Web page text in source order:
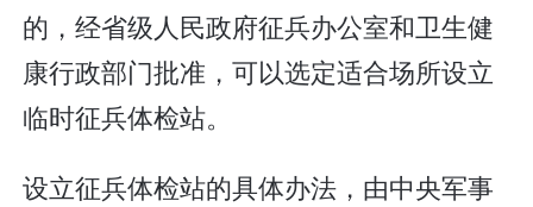
的，经省级人民政府征兵办公室和卫生健
康行政部门批准，可以选定适合场所设立
临时征兵体检站。
设立征兵体检站的具体办法，由中央军事